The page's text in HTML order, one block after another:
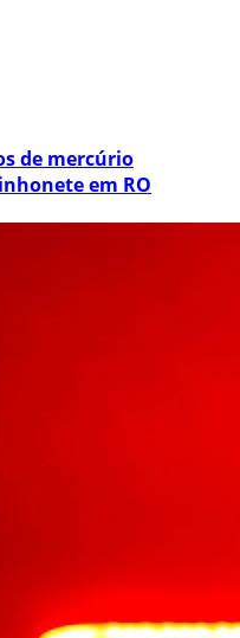
de mercúrio
em RO